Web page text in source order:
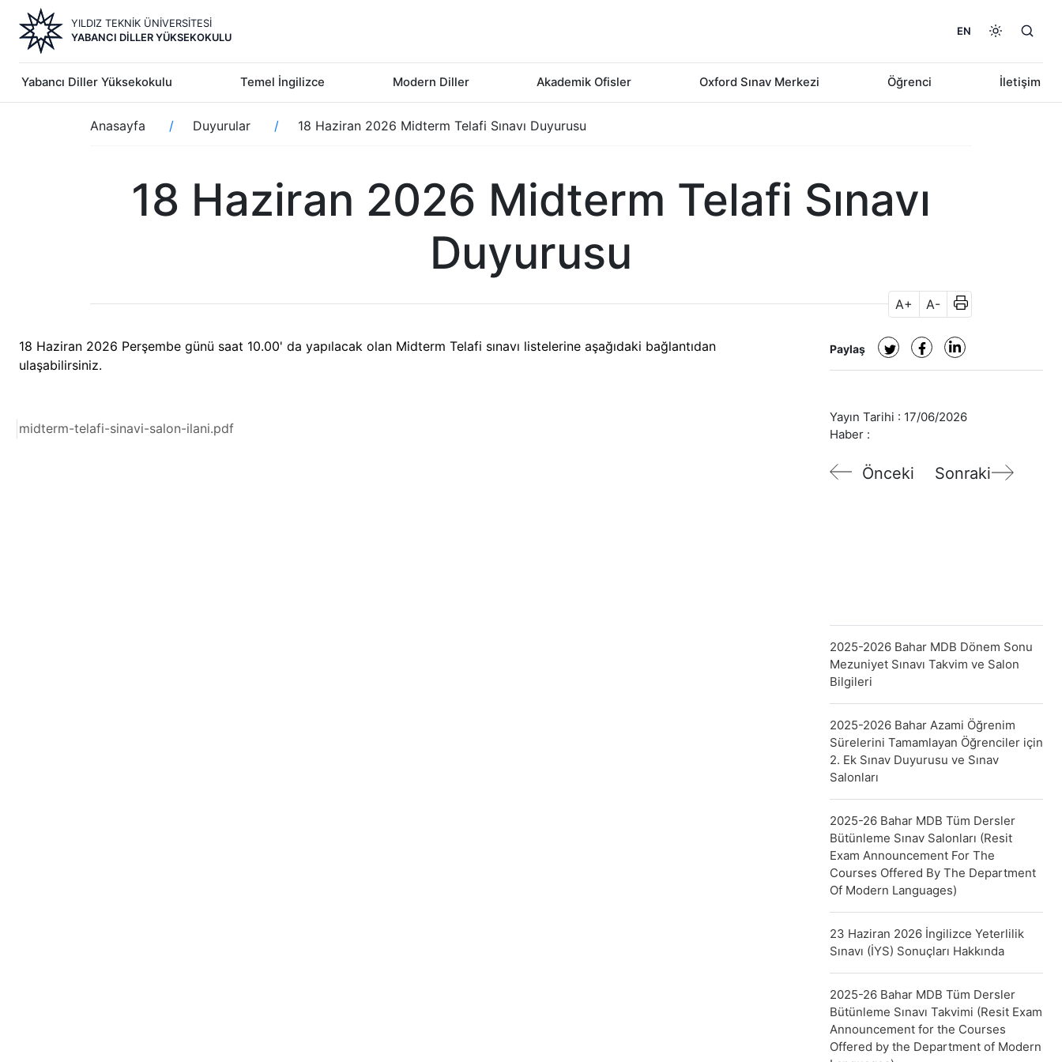
içeriğe
YILDIZ TEKNİK ÜNİVERSİTESİ
YABANCI DILLER YÜKSEKOKULU
Yabancı Diller Yüksekokulu Temel İngilizce Modern Diller Akademik Ofisler Oxford Sınav Merkezi Öğrenci İletişim
EN
Sayfa
yolu
Anasayfa Duyurular 18 Haziran 2026 Midterm Telafi Sınavı Duyurusu
18 Haziran 2026 Midterm Telafi Sınavı
Duyurusu
A+ A-
18 Haziran 2026 Perşembe günü saat 10.00' da yapılacak olan Midterm Telafi sınavı listelerine aşağıdaki bağlantıdan
ulaşabilirsiniz.
midterm-telafi-sinavi-salon-ilani.pdf
Paylaş
Yayın Tarihi : 17/06/2026
Haber :
Önceki Sonraki
2025-2026 Bahar MDB Dönem Sonu
Mezuniyet Sınavı Takvim ve Salon
Bilgileri
2025-2026 Bahar Azami Öğrenim
Sürelerini Tamamlayan Öğrenciler için
2. Ek Sınav Duyurusu ve Sınav
Salonları
2025-26 Bahar MDB Tüm Dersler
Bütünleme Sınav Salonları (Resit
Exam Announcement For The
Courses Offered By The Department
Of Modern Languages)
23 Haziran 2026 İngilizce Yeterlilik
Sınavı (İYS) Sonuçları Hakkında
2025-26 Bahar MDB Tüm Dersler
Bütünleme Sınavı Takvimi (Resit Exam
Announcement for the Courses
Offered by the Department of Modern